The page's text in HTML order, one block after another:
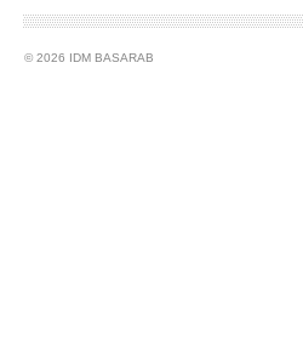
© 2026 IDM BASARAB